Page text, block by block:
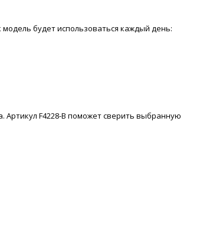
модель будет использоваться каждый день:
Артикул F4228-B поможет сверить выбранную